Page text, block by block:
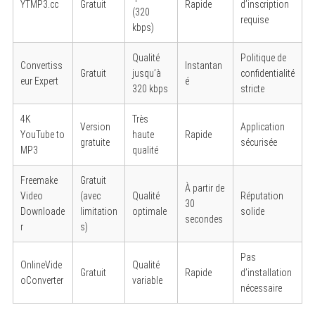
YTMP3.cc Gratuit
(320
kbps)
Rapide
d’inscription
requise
Convertiss
eur Expert
Gratuit
Qualité
jusqu’à
320 kbps
Instantan
é
Politique de
confidentialité
stricte
4K
YouTube to
MP3
Version
gratuite
Très
haute
qualité
Rapide
Application
sécurisée
Freemake
Video
Downloade
r
Gratuit
(avec
limitation
s)
Qualité
optimale
À partir de
30
secondes
Réputation
solide
OnlineVide
oConverter
Gratuit
Qualité
variable
Rapide
Pas
d’installation
nécessaire